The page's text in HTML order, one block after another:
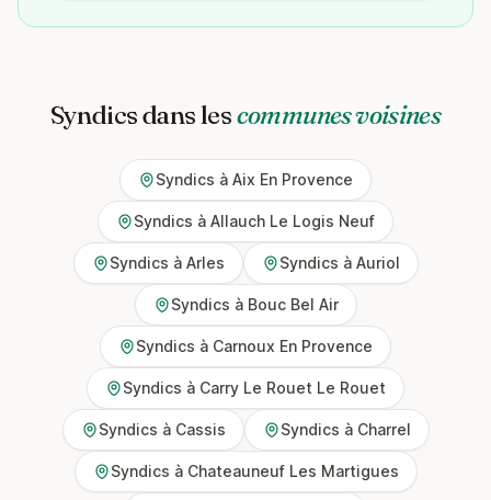
Syndics dans lescommunes voisines
Syndics à Aix En Provence
Syndics à Allauch Le Logis Neuf
Syndics à Arles Syndics à Auriol
Syndics à Bouc Bel Air
Syndics à Carnoux En Provence
Syndics à Carry Le Rouet Le Rouet
Syndics à Cassis Syndics à Charrel
Syndics à Chateauneuf Les Martigues